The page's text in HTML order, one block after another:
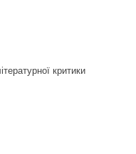
критики